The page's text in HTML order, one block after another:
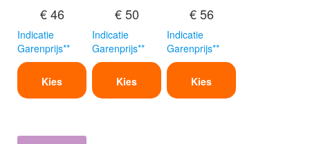
€ 46
Indicatie
Garenprijs**
Kies
€ 50
Indicatie
Garenprijs**
Kies
€ 56
Indicatie
Garenprijs**
Kies